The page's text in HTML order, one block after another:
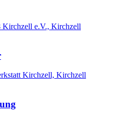
Kirchzell e.V., Kirchzell
Kirchzell, Kirchzell